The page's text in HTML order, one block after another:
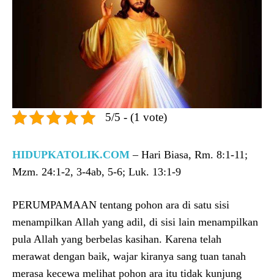
5/5 - (1 vote)
HIDUPKATOLIK.COM – Hari Biasa, Rm. 8:1-11;
Mzm. 24:1-2, 3-4ab, 5-6; Luk. 13:1-9
PERUMPAMAAN tentang pohon ara di satu sisi
menampilkan Allah yang adil, di sisi lain menampilkan
pula Allah yang berbelas kasihan. Karena telah
merawat dengan baik, wajar kiranya sang tuan tanah
merasa kecewa melihat pohon ara itu tidak kunjung